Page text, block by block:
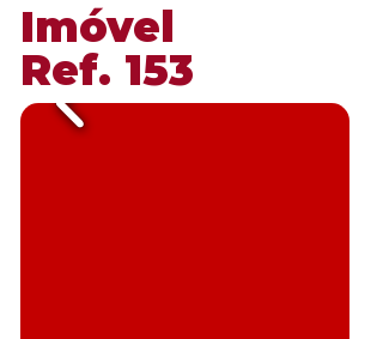
​Imóvel
​Ref. 153